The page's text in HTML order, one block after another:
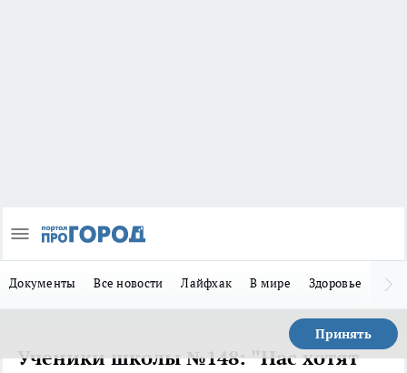
Документы Все новости Лайфхак В мире Здоровье
Принять
Ученики школы №148: "Нас хотят